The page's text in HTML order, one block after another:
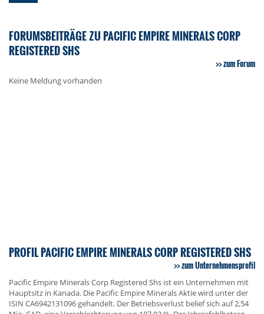
FORUMSBEITRÄGE ZU PACIFIC EMPIRE MINERALS CORP
REGISTERED SHS
zum Forum
Keine Meldung vorhanden
PROFIL PACIFIC EMPIRE MINERALS CORP REGISTERED SHS
zum Unternehmensprofil
Pacific Empire Minerals Corp Registered Shs ist ein Unternehmen mit
Hauptsitz in Kanada. Die Pacific Empire Minerals Aktie wird unter der
ISIN CA6942131096 gehandelt. Der Betriebsverlust belief sich auf 2,54